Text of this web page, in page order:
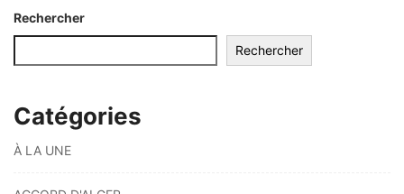
Rechercher
Rechercher
Catégories
À LA UNE